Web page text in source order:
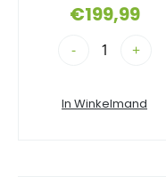
€199,99
- +
In Winkelmand